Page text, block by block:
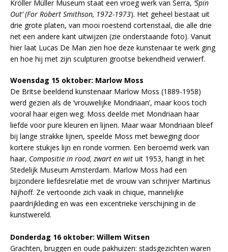
Kröller Müller Museum staat een vroeg werk van Serra, ‘Spin
Out’ (For Robert Smithson, 1972-1973). Het geheel bestaat uit
drie grote platen, van mooi roestend cortenstaal, die alle drie
net een andere kant uitwijzen (zie onderstaande foto). Vanuit
hier laat Lucas De Man zien hoe deze kunstenaar te werk ging
en hoe hij met zijn sculpturen grootse bekendheid verwierf.
Woensdag 15 oktober: Marlow Moss
De Britse beeldend kunstenaar Marlow Moss (1889-1958)
werd gezien als de ‘vrouwelijke Mondriaan’, maar koos toch
vooral haar eigen weg. Moss deelde met Mondriaan haar
liefde voor pure kleuren en lijnen. Maar waar Mondriaan bleef
bij lange strakke lijnen, speelde Moss met beweging door
kortere stukjes lijn en ronde vormen. Een beroemd werk van
haar, Compositie in rood, zwart en wit uit 1953, hangt in het
Stedelijk Museum Amsterdam. Marlow Moss had een
bijzondere liefdesrelatie met de vrouw van schrijver Martinus
Nijhoff. Ze vertoonde zich vaak in chique, mannelijke
paardrijkleding en was een excentrieke verschijning in de
kunstwereld.
Donderdag 16 oktober: Willem Witsen
Grachten, bruggen en oude pakhuizen: stadsgezichten waren